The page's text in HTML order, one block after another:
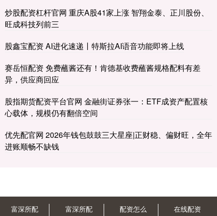
炒股配资杠杆官网 重庆A股41家上涨 智翔金泰、正川股份、
旺成科技列前三
股鑫宝配资 AI进化速递丨特斯拉AI语音功能即将上线
赛岳恒配资 免费蘸酱还有！肯德基收费蘸酱规格配料有差
异，供应商回应
股指期货配资平台官网 金融街证券张一：ETF成资产配置核
心载体，规模仍有翻倍空间
优先配官网 2026年钱包鼓鼓三大星座|正财稳、偏财旺，全年
进账顺畅不缺钱
富深所配
富深所配
配资怎么
在线配资